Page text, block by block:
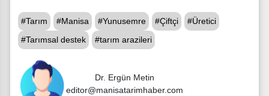
#Tarım #Manisa #Yunusemre #Çiftçi
#Üretici
#Tarımsal destek
#tarım arazileri
Dr. Ergün Metin
editor@manisatarimhaber.com